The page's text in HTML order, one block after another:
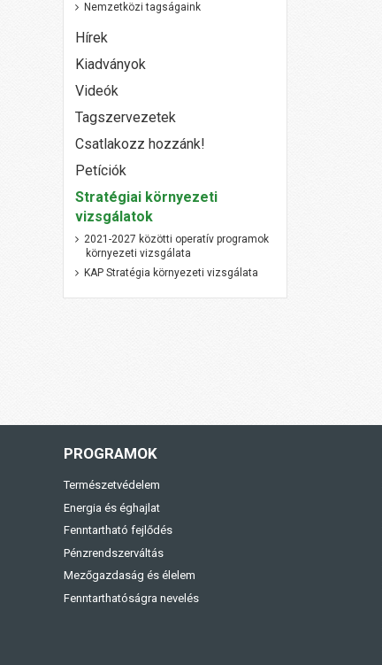
Nemzetközi tagságaink
Hírek
Kiadványok
Videók
Tagszervezetek
Csatlakozz hozzánk!
Petíciók
Stratégiai környezeti
vizsgálatok
2021-2027 közötti operatív programok
környezeti vizsgálata
KAP Stratégia környezeti vizsgálata
PROGRAMOK
Természetvédelem
Energia és éghajlat
Fenntartható fejlődés
Pénzrendszerváltás
Mezőgazdaság és élelem
Fenntarthatóságra nevelés